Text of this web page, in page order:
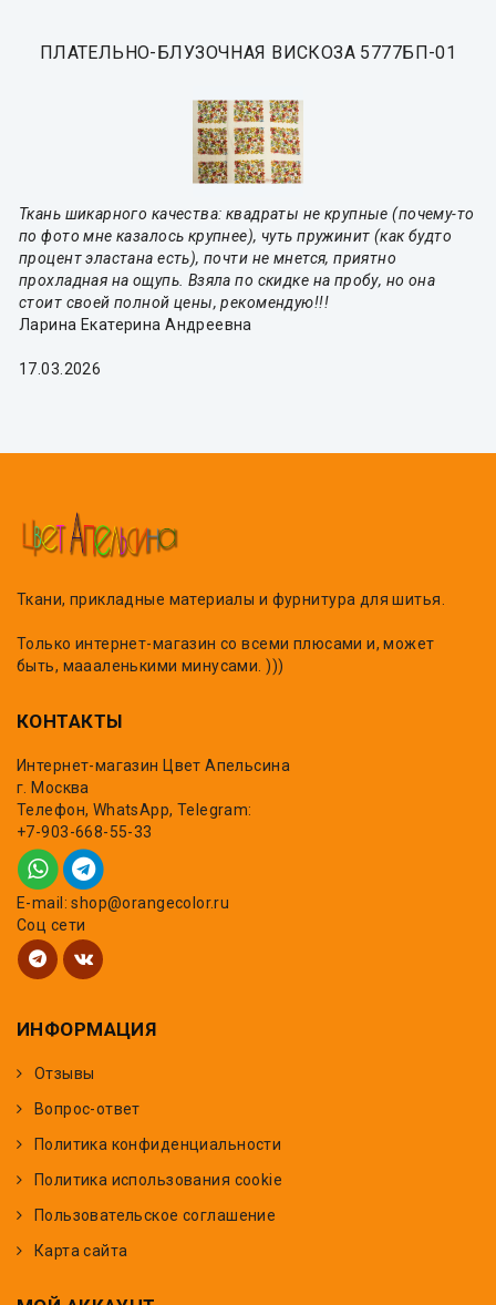
ПЛАТЕЛЬНО-БЛУЗОЧНАЯ ВИСКОЗА 5777БП-01
Ткань шикарного качества: квадраты не крупные (почему-то
по фото мне казалось крупнее), чуть пружинит (как будто
процент эластана есть), почти не мнется, приятно
прохладная на ощупь. Взяла по скидке на пробу, но она
стоит своей полной цены, рекомендую!!!
Ларина Екатерина Андреевна
17.03.2026
Ткани, прикладные материалы и фурнитура для шитья.
Только интернет-магазин со всеми плюсами и, может
быть, маааленькими минусами. )))
КОНТАКТЫ
Интернет-магазин Цвет Апельсина
г. Москва
Телефон, WhatsApp, Telegram:
+7-903-668-55-33
E-mail: shop@orangecolor.ru
Соц сети
ИНФОРМАЦИЯ
Отзывы
Вопрос-ответ
Политика конфиденциальности
Политика использования cookie
Пользовательское соглашение
Карта сайта